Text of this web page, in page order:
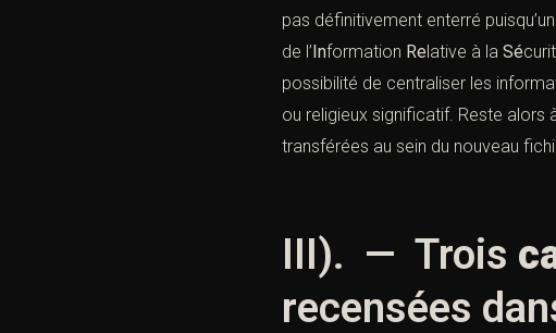
pas définitivement enterré
de l’Information Relative à la Sé
possibilité de centraliser les
ou religieux significatif. Reste alors
transférées au sein du nouveau
III). — Trois
recensées